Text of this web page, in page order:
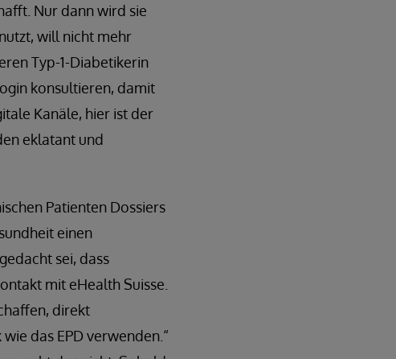
Nur dann wird sie
will nicht mehr
Typ-1-Diabetikerin
konsultieren, damit
Kanäle, hier ist der
eklatant und
Patienten Dossiers
einen
sei, dass
mit eHealth Suisse.
direkt
das EPD verwenden.“